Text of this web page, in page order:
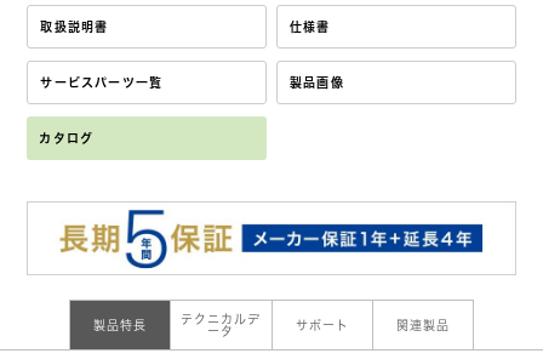
取扱説明書 仕様書
サービスパーツ一覧 製品画像
カタログ
製品特長
テクニカルデ
ータ
サポート 関連製品